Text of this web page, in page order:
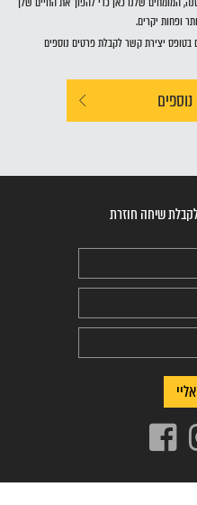
ופחות יקרים.
בטופס יצירת קשר לקבלת פרטים נוספים
שיחה חוזרת